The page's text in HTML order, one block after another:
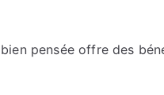
pensée offre des